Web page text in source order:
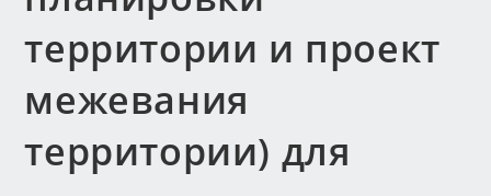
территории и проект
межевания
территории) для